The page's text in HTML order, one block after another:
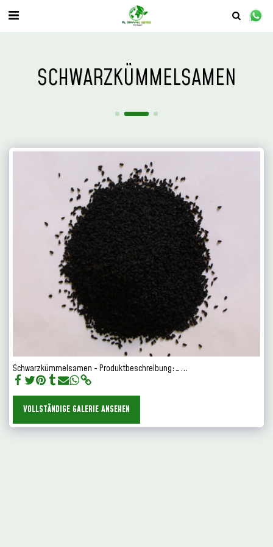
SCHWARZKÜMMELSAMEN
Schwarzkümmelsamen - Produktbeschreibung: ـ ...
VOLLSTÄNDIGE GALERIE ANSEHEN